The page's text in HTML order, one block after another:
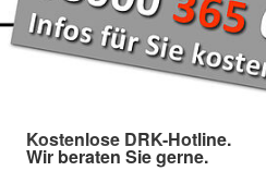
Kostenlose DRK-Hotline.
Wir beraten Sie gerne.